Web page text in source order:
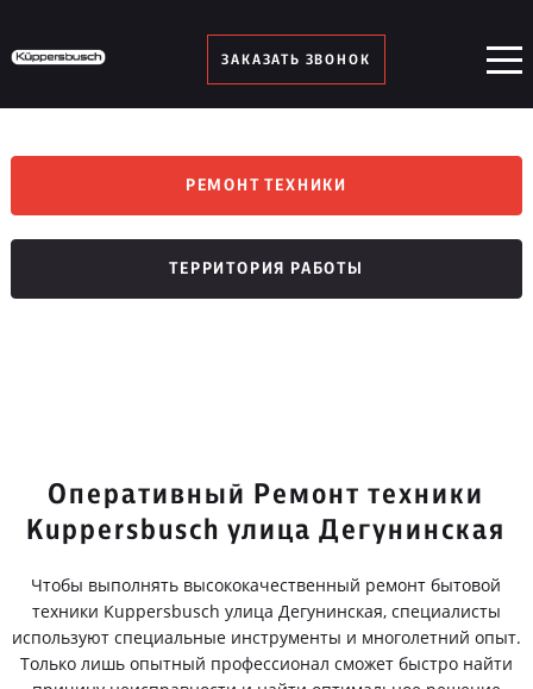
ЗАКАЗАТЬ ЗВОНОК
РЕМОНТ ТЕХНИКИ
ТЕРРИТОРИЯ РАБОТЫ
Оперативный Ремонт техники
Kuppersbusch улица Дегунинская
Чтобы выполнять высококачественный ремонт бытовой
техники Kuppersbusch улица Дегунинская, специалисты
используют специальные инструменты и многолетний опыт.
Только лишь опытный профессионал сможет быстро найти